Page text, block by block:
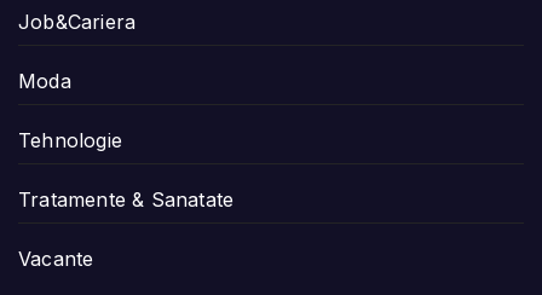
Job&Cariera
Moda
Tehnologie
Tratamente & Sanatate
Vacante